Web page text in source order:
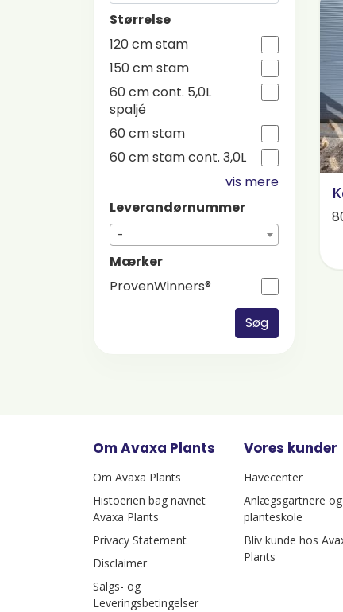
Størrelse
120 cm stam
150 cm stam
60 cm cont. 5,0L
spaljé
60 cm stam
60 cm stam cont. 3,0L
vis mere
Leverandørnummer
-
Mærker
ProvenWinners®
Søg
Om Avaxa Plants
Om Avaxa Plants
Histoerien bag navnet
Avaxa Plants
Privacy Statement
Disclaimer
Salgs- og
Leveringsbetingelser
Vores kunder
Havecenter
Anlægsgartnere og
planteskole
Bliv kunde hos
Plants